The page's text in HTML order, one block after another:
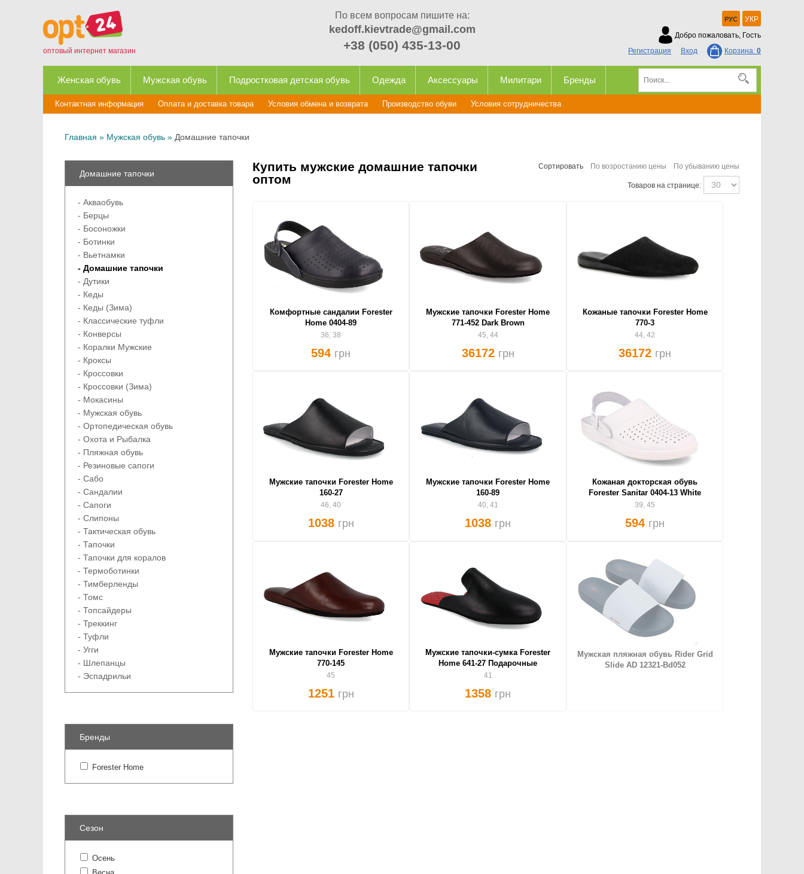
оптовый интернет магазин
По всем вопросам пишите на:
kedoff.kievtrade@gmail.com
+38 (050) 435-13-00
РУС
УКР
Добро пожаловать, Гость
Регистрация
Вход Корзина: 0
Женская обувь Мужская обувь Подростковая детская обувь Одежда Аксессуары Милитари Бренды
Контактная информация Оплата и доставка товара Условия обмена и возврата Производство обуви Условия сотрудничества
Главная » Мужская обувь » Домашние тапочки
Домашние тапочки
- Акваобувь
- Берцы
- Босоножки
- Ботинки
- Вьетнамки
- Домашние тапочки
- Дутики
- Кеды
- Кеды (Зима)
- Классические туфли
- Конверсы
- Коралки Мужские
- Кроксы
- Кроссовки
- Кроссовки (Зима)
- Мокасины
- Мужская обувь
- Ортопедическая обувь
- Охота и Рыбалка
- Пляжная обувь
- Резиновые сапоги
- Сабо
- Сандалии
- Сапоги
- Слипоны
- Тактическая обувь
- Тапочки
- Тапочки для коралов
- Термоботинки
- Тимберленды
- Томс
- Топсайдеры
- Треккинг
- Туфли
- Угги
- Шлепанцы
- Эспадрильи
Бренды
Forester Home
Сезон
Осень
Купить мужские домашние тапочки
оптом
Сортировать По возростанию цены По убыванию цены
Товаров на странице:
Комфортные сандалии Forester
Home 0404-89
36, 38
594 грн
Мужские тапочки Forester Home
771-452 Dark Brown
45, 44
36172 грн
Кожаные тапочки Forester Home
770-3
44, 42
36172 грн
Мужские тапочки Forester Home
160-27
46, 40
1038 грн
Мужские тапочки Forester Home
160-89
40, 41
1038 грн
Кожаная докторская обувь
Forester Sanitar 0404-13 White
39, 45
594 грн
Мужские тапочки Forester Home
770-145
45
1251 грн
Мужские тапочки-сумка Forester
Home 641-27 Подарочные
41
1358 грн
Мужская пляжная обувь Rider Grid
Slide AD 12321-Bd052